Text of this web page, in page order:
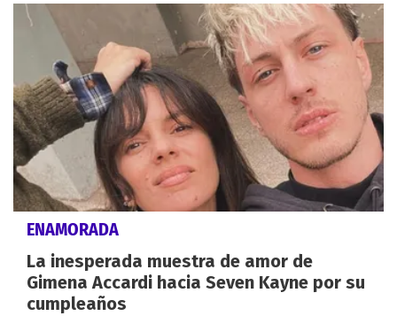
ENAMORADA
La inesperada muestra de amor de
Gimena Accardi hacia Seven Kayne por su
cumpleaños